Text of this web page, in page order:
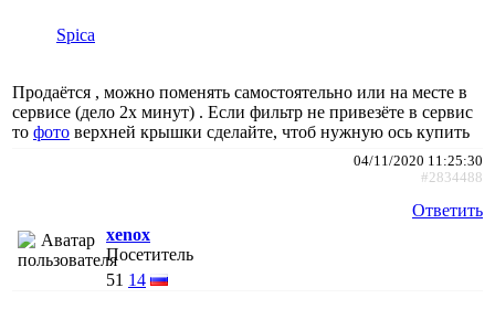
Spica
Продаётся , можно поменять самостоятельно или на месте в
сервисе (дело 2х минут) . Если фильтр не привезёте в сервис
то фото верхней крышки сделайте, чтоб нужную ось купить
04/11/2020 11:25:30
#2834488
Ответить
xenox
Посетитель
51 14